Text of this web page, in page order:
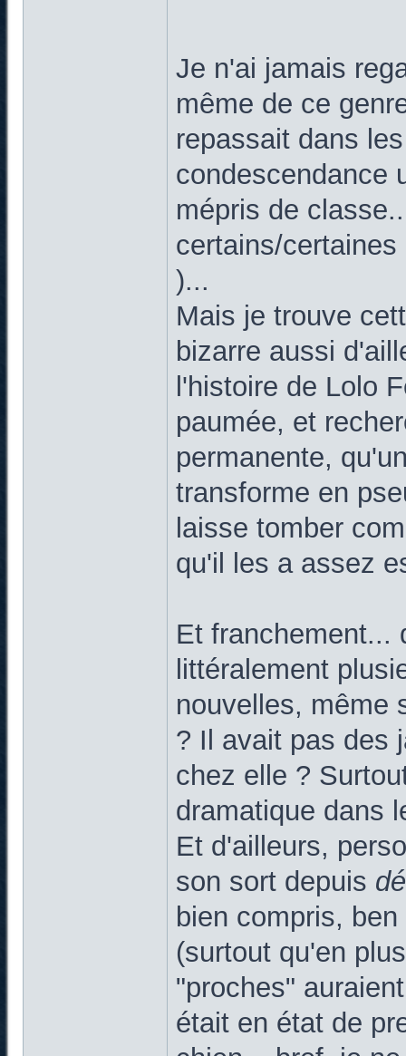
Je n'ai jamais
même de ce
repassait dans
condescendance
mépris de
certains/
)...
Mais je trouve
bizarre aussi
l'histoire de Lolo
paumée, et
permanente,
transforme en
laisse tomber
qu'il les a assez
Et franchement...
littéralement
nouvelles, même
? Il avait pas des
chez elle ?
dramatique dans
Et d'ailleurs,
son sort depuis
bien compris,
(surtout qu'en
"proches"
était en état de